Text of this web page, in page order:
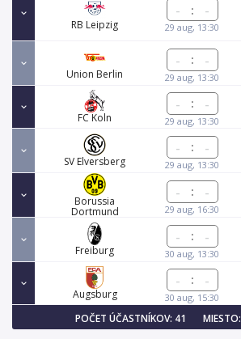
RB Leipzig
:
29 aug, 13:30
Union Berlin
:
29 aug, 13:30
FC Koln
:
29 aug, 13:30
SV Elversberg
:
29 aug, 13:30
Borussia
Dortmund
:
29 aug, 16:30
Freiburg
:
30 aug, 13:30
Augsburg
:
30 aug, 15:30
POČET ÚČASTNÍKOV: 41
MIESTO: